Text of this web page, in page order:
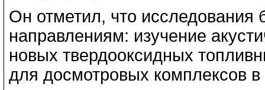
Он отметил, что исследования
направлениям: изучение
новых твердооксидных
для досмотровых комплексов в